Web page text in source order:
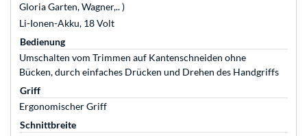
Gloria Garten, Wagner,.. )
Li-Ionen-Akku, 18 Volt
Bedienung
Umschalten vom Trimmen auf Kantenschneiden ohne
Bücken, durch einfaches Drücken und Drehen des Handgriffs
Griff
Ergonomischer Griff
Schnittbreite